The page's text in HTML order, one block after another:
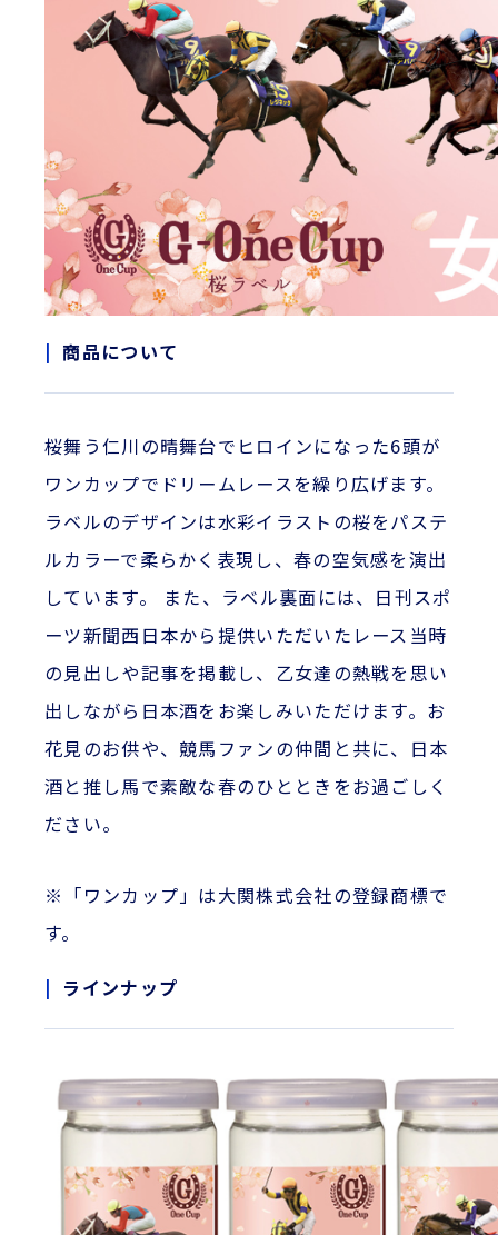
商品について
桜舞う仁川の晴舞台でヒロインになった6頭が
ワンカップでドリームレースを繰り広げます。
ラベルのデザインは水彩イラストの桜をパステ
ルカラーで柔らかく表現し、春の空気感を演出
しています。 また、ラベル裏面には、日刊スポ
ーツ新聞西日本から提供いただいたレース当時
の見出しや記事を掲載し、乙女達の熱戦を思い
出しながら日本酒をお楽しみいただけます。お
花見のお供や、競馬ファンの仲間と共に、日本
酒と推し馬で素敵な春のひとときをお過ごしく
ださい。
※「ワンカップ」は大関株式会社の登録商標で
す。
ラインナップ